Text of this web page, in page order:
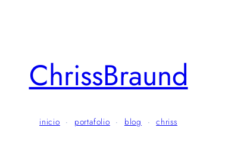
ChrissBraund
inicio · portafolio · blog ·chriss